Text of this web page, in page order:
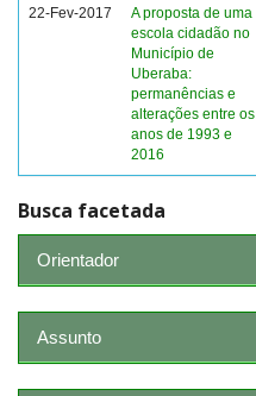
22-Fev-2017
A proposta de uma
escola cidadão no
Município de
Uberaba:
permanências e
alterações entre os
anos de 1993 e
2016
Busca facetada
Orientador
Assunto